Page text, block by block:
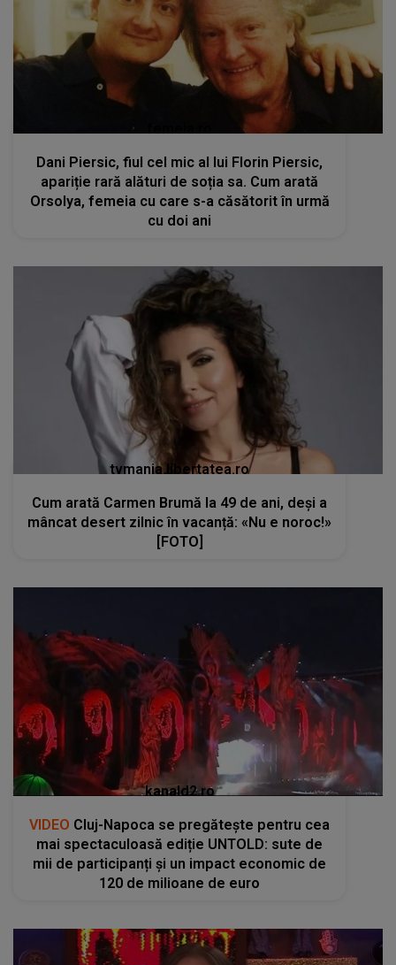
Dani Piersic, fiul cel mic al lui Florin Piersic,
apariție rară alături de soția sa. Cum arată
Orsolya, femeia cu care s-a căsătorit în urmă
cu doi ani
tvmania.libertatea.ro
Cum arată Carmen Brumă la 49 de ani, deși a
mâncat desert zilnic în vacanță: «Nu e noroc!»
[FOTO]
kanald2.ro
VIDEO Cluj-Napoca se pregătește pentru cea
mai spectaculoasă ediție UNTOLD: sute de
mii de participanți și un impact economic de
120 de milioane de euro